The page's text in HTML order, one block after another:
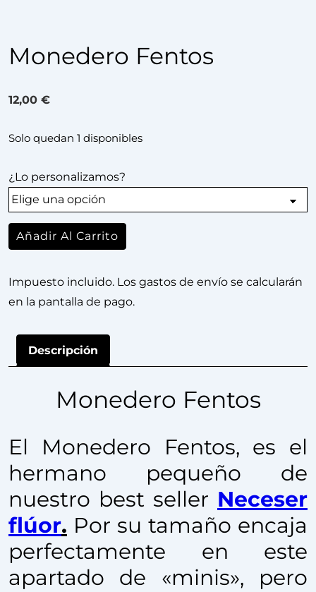
Monedero Fentos
12,00 €
Solo quedan 1 disponibles
¿Lo personalizamos?
Añadir Al Carrito
Impuesto incluido. Los gastos de envío se calcularán
en la pantalla de pago.
Descripción
Monedero Fentos
El Monedero Fentos, es el
hermano pequeño de
nuestro best seller Neceser
flúor. Por su tamaño encaja
perfectamente en este
apartado de «minis», pero